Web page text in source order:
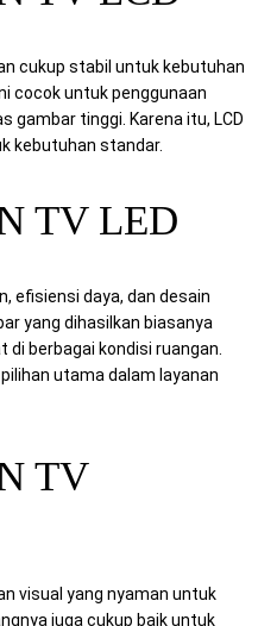
cukup stabil untuk kebutuhan
cocok untuk penggunaan
gambar tinggi. Karena itu, LCD
kebutuhan standar.
TV LED
efisiensi daya, dan desain
yang dihasilkan biasanya
di berbagai kondisi ruangan.
utama dalam layanan
TV
visual yang nyaman untuk
juga cukup baik untuk